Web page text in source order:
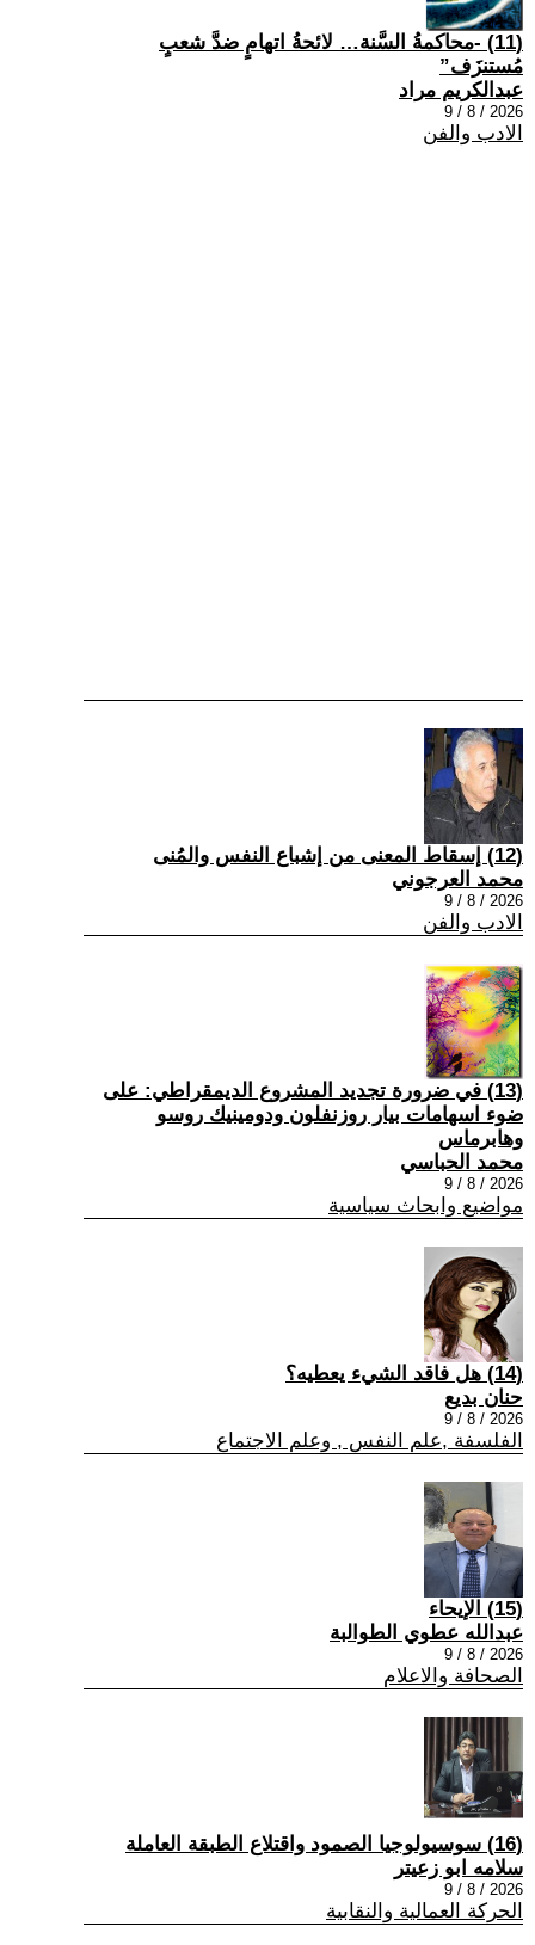
(11) -محاكمةُ السَّنة… لائحةُ اتهامٍ ضدَّ شعبٍ
مُستنزَف”
عبدالكريم مراد
2026 / 8 / 9
الادب والفن
(12) إسقاط المعنى من إشباع النفس والمُنى
محمد العرجوني
2026 / 8 / 9
الادب والفن
(13) في ضرورة تجديد المشروع الديمقراطي: على
ضوء اسهامات بيار روزنفلون ودومينيك روسو
وهابرماس
محمد الحباسي
2026 / 8 / 9
مواضيع وابحاث سياسية
(14) هل فاقد الشيء يعطيه؟
حنان بديع
2026 / 8 / 9
الفلسفة ,علم النفس , وعلم الاجتماع
(15) الإيحاء
عبدالله عطوي الطوالبة
2026 / 8 / 9
الصحافة والاعلام
(16) سوسيولوجيا الصمود واقتلاع الطبقة العاملة
سلامه ابو زعيتر
2026 / 8 / 9
الحركة العمالية والنقابية